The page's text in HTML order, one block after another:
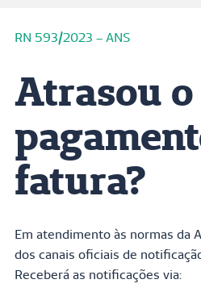
Atrasou o
fatura?
Em atendimento às normas da
dos canais oficiais de